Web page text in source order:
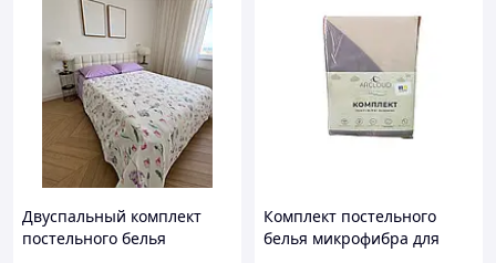
Двуспальный комплект
постельного белья
Комплект постельного
белья микрофибра для